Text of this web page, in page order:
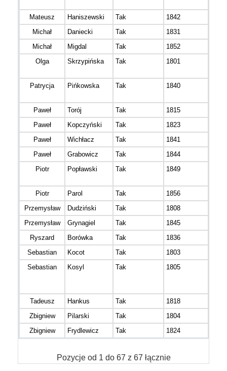
Mateusz
Haniszewski Tak 1842
Michał
Daniecki Tak 1831
Michał
Migdal Tak
1852
Olga
Skrzypińska Tak 1801
Patrycja
Pińkowska Tak 1840
Paweł
Torój Tak 1815
Paweł
Kopczyński Tak
1823
Paweł
Wichłacz Tak
1841
Paweł
Grabowicz Tak
1844
Piotr
Popławski Tak 1849
Piotr
Parol Tak 1856
Przemysław
Dudziński Tak 1808
Przemysław
Grynagiel Tak
1845
Ryszard
Borówka Tak
1836
Sebastian
Kocot Tak
1803
Sebastian
Kosyl Tak 1805
Tadeusz
Hankus Tak 1818
Zbigniew
Pilarski Tak 1804
Zbigniew
Frydlewicz Tak 1824
Pozycje od 1 do 67 z 67 łącznie